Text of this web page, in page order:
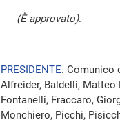
(È approvato).
PRESIDENTE. Comunico
Alfreider, Baldelli, Matteo
Fontanelli, Fraccaro,
Monchiero, Picchi,